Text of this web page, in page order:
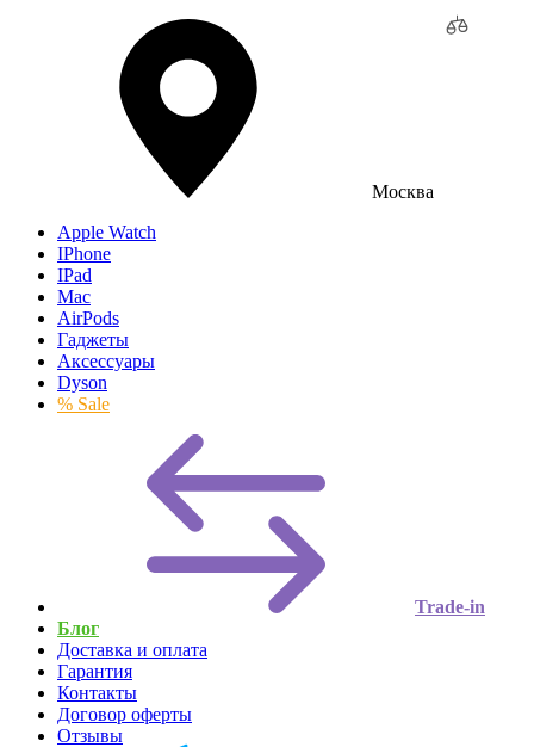
Москва
Apple Watch
IPhone
IPad
Mac
AirPods
Гаджеты
Аксессуары
Dyson
% Sale
Trade-in
Блог
Доставка и оплата
Гарантия
Контакты
Договор оферты
Отзывы